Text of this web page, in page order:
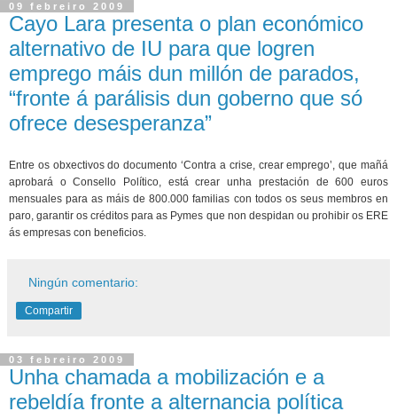
09 febreiro 2009
Cayo Lara presenta o plan económico
alternativo de IU para que logren
emprego máis dun millón de parados,
“fronte á parálisis dun goberno que só
ofrece desesperanza”
Entre os obxectivos do documento ‘Contra a crise, crear emprego’, que mañá
aprobará o Consello Político, está crear unha prestación de 600 euros
mensuales para as máis de 800.000 familias con todos os seus membros en
paro, garantir os créditos para as Pymes que non despidan ou prohibir os ERE
ás empresas con beneficios.
Ningún comentario:
Compartir
03 febreiro 2009
Unha chamada a mobilización e a
rebeldía fronte a alternancia política